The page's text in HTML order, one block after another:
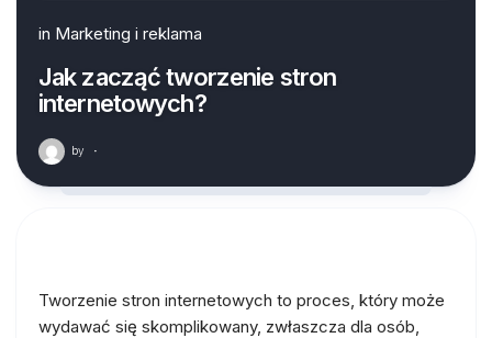
in Marketing i reklama
Jak zacząć tworzenie stron
internetowych?
by ·
Tworzenie stron internetowych to proces, który może
wydawać się skomplikowany, zwłaszcza dla osób,